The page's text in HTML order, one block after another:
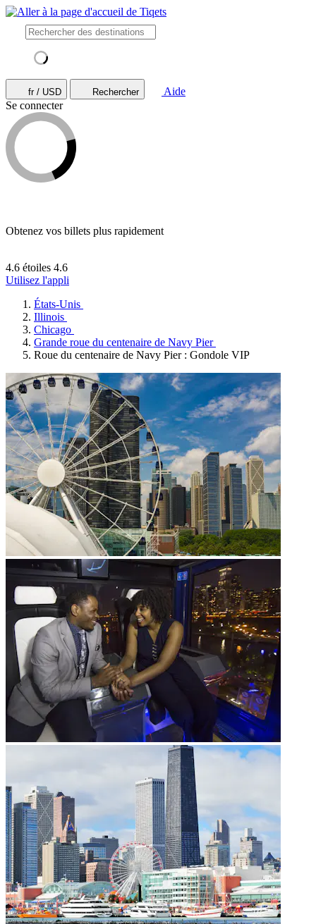
fr / USD Rechercher
Aide
Se connecter
Obtenez vos billets plus rapidement
4.6 étoiles 4.6
Utilisez l'appli
États-Unis
Illinois
Chicago
Grande roue du centenaire de Navy Pier
Roue du centenaire de Navy Pier : Gondole VIP